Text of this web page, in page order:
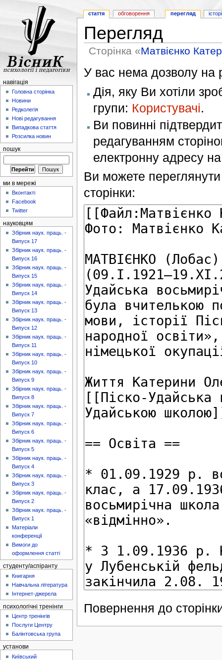
Перегляд
Сторінка «Матвієнко
У вас нема дозволу на
Дія, яку Ви хотіли
групи: Користувачі.
Ви повинні
редагуванням
електронну адресу
Ви можете переглянути
сторінки:
Повернення до
стаття обговорення перегляд
навігація
Головна сторінка
Новини
Редколегія
Нові редагування
Випадкова стаття
Розсилка новин
пошук
ми в мережі
Вконтакті
Facebook
Twitter
науковцям
Збірник наук. праць. -
Випуск 17
Збірник наук. праць. -
Випуск 16
Збірник наук. праць. -
Випуск 15
Збірник наук. праць. -
Випуск 14
Збірник наук. праць. -
Випуск 13
Збірник наук. праць. -
Випуск 12
Збірник наук. праць. -
Випуск 11
Збірник наук. праць. -
Випуск 10
Збірник наук. праць. -
Випуск 9
Збірник наук. праць. -
Випуск 8
Збірник наук. праць. -
Випуск 7
Збірник наук. праць. -
Випуск 6
Збірник наук. праць. -
Випуск 5
Збірник наук. праць. -
Випуск 4
Збірник наук. праць. -
Випуск 3
Збірник наук. праць. -
Випуск 2
Збірник наук. праць. -
Випуск 1
Матеріали
конференції
Вимоги до
оформлення статті
студенту/аспіранту
Книгарня
Навчальна література
Інтернет-джерела
психологічні тренінги
Центр тренінгів
Послуги Центру
Балінтовська група
установи
Київський